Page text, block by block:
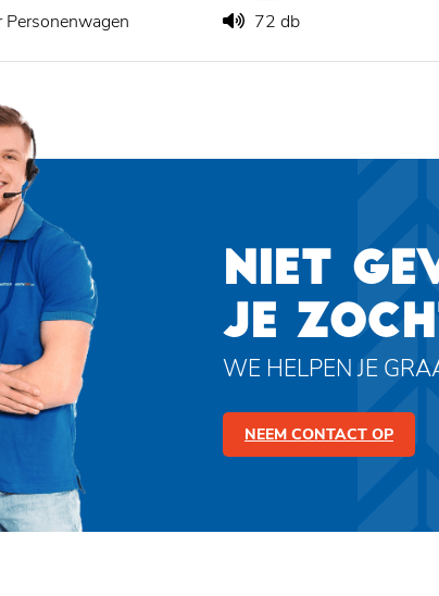
Personenwagen
72 db
NIET
JE
WE HELPEN JE
NEEM CONTACT OP